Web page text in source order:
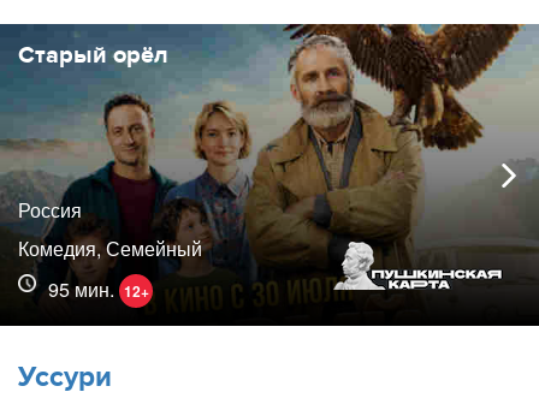
Старый орёл
Россия
Комедия, Семейный
95 мин. 12+
Уссури